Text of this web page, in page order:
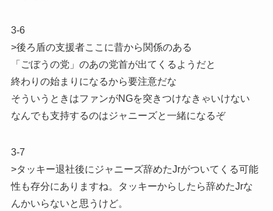
3-6
>後ろ盾の支援者ここに昔から関係のある
「ごぼうの党」のあの党首が出てくるようだと
終わりの始まりになるから要注意だな
そういうときはファンがNGを突きつけなきゃいけない
なんでも支持するのはジャニーズと一緒になるぞ
3-7
>タッキー退社後にジャニーズ辞めたJrがついてくる可能
性も存分にありますね。タッキーからしたら辞めたJrな
んかいらないと思うけど。